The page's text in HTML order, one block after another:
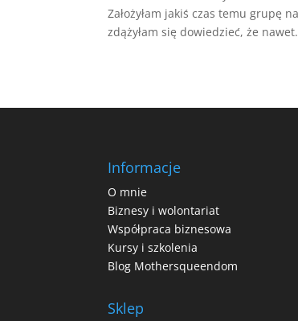
Założyłam jakiś czas temu grupę
zdążyłam się dowiedzieć, że
Informacje
O mnie
Biznesy i wolontariat
Współpraca biznesowa
Kursy i szkolenia
Blog Mothersqueendom
Sklep